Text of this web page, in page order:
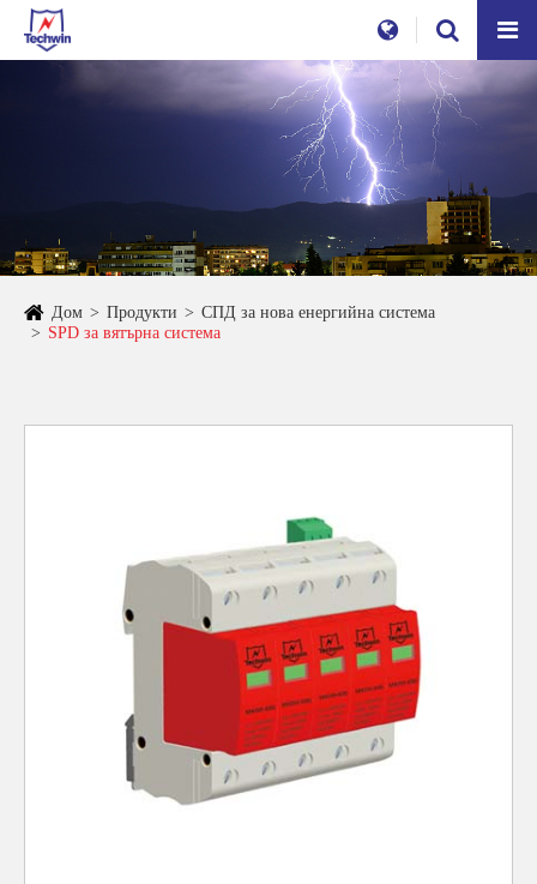
Дом Продукти
СПД за нова енергийна система
SPD за вятърна система